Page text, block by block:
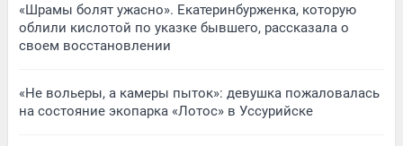
«Шрамы болят ужасно». Екатеринбурженка, которую
облили кислотой по указке бывшего, рассказала о
своем восстановлении
«Не вольеры, а камеры пыток»: девушка пожаловалась
на состояние экопарка «Лотос» в Уссурийске